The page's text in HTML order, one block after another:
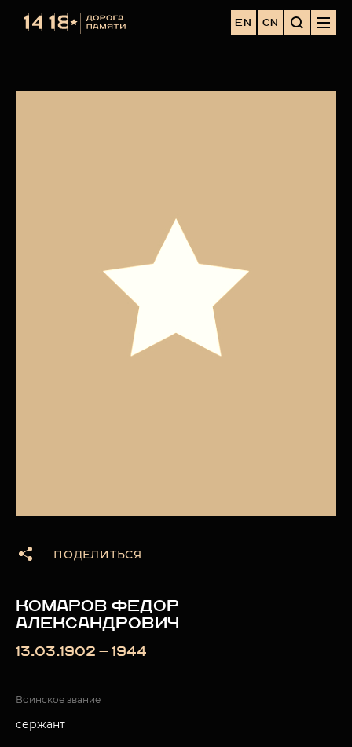
EN CN
ПОДЕЛИТЬСЯ
КОМАРОВ ФЕДОР
АЛЕКСАНДРОВИЧ
13.03.1902 — 1944
Воинское звание
сержант